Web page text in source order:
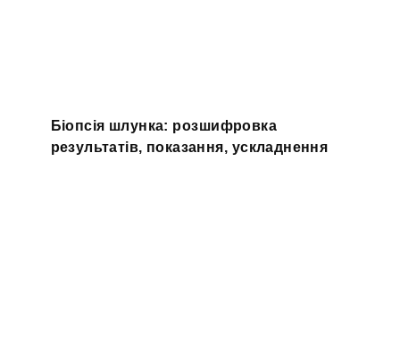
Біопсія шлунка: розшифровка
результатів, показання, ускладнення